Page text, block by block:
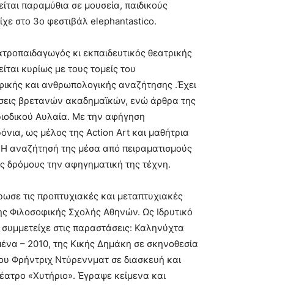
παραμύθια σε μουσεία, παιδικούς
στο 3ο φεστιβάλ elephantastico.
κι εκπαιδευτικός θεατρικής
κυρίως με τους τομείς του
και ανθρωπολογικής αναζήτησης .Έχει
βρετανών ακαδημαϊκών, ενώ άρθρα της
Αυλαία. Με την αφήγηση
ως μέλος της Action Art και μαθήτρια
αναζήτησή της μέσα από πειραματισμούς
δρόμους την αφηγηματική της τέχνη.
τις προπτυχιακές και μεταπτυχιακές
Φιλοσοφικής Σχολής Αθηνών. Ως Ιδρυτικό
στις παραστάσεις: Καληνύχτα
– 2010, της Κικής Δημάκη σε σκηνοθεσία
Φρήντριχ Ντύρεννματ σε διασκευή και
«Χυτήριο». Έγραψε κείμενα και